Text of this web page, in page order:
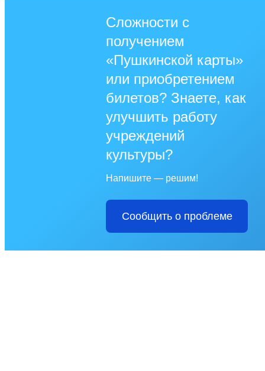
Сложности с
получением
«Пушкинской карты»
или приобретением
билетов? Знаете, как
улучшить работу
учреждений
культуры?
Напишите — решим!
Сообщить о проблеме